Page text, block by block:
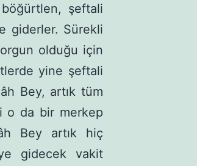
şeftali
giderler. Sürekli
ol­duğu için
yine şeftali
Bey, artık tüm
o da bir merkep
Bey artık hiç
gidecek vakit